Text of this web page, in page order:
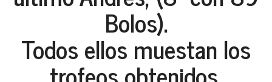
Bolos).
Todos ellos muestan los